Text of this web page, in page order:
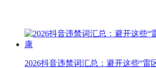
2026抖音违禁词汇总：避开这些“雷